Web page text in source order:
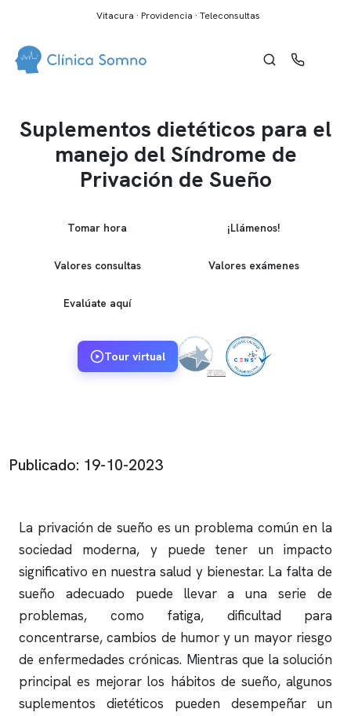
Vitacura · Providencia · Teleconsultas
Suplementos dietéticos para el
manejo del Síndrome de
Privación de Sueño
Tomar hora ¡Llámenos!
Valores consultas Valores exámenes
Evalúate aquí
Tour virtual
Publicado: 19-10-2023
La privación de sueño es un problema común en la
sociedad moderna, y puede tener un impacto
significativo en nuestra salud y bienestar. La falta de
sueño adecuado puede llevar a una serie de
problemas, como fatiga, dificultad para
concentrarse, cambios de humor y un mayor riesgo
de enfermedades crónicas. Mientras que la solución
principal es mejorar los hábitos de sueño, algunos
suplementos dietéticos pueden desempeñar un